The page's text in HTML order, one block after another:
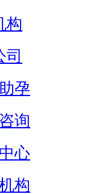
构
司
孕
询
心
构